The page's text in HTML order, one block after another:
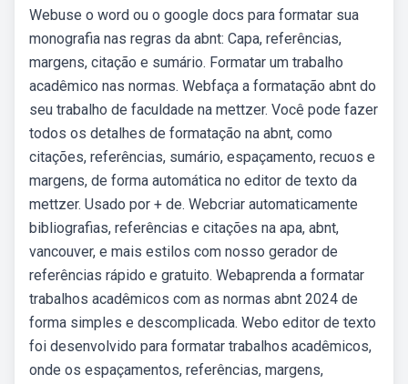
Webuse o word ou o google docs para formatar sua
monografia nas regras da abnt: Capa, referências,
margens, citação e sumário. Formatar um trabalho
acadêmico nas normas. Webfaça a formatação abnt do
seu trabalho de faculdade na mettzer. Você pode fazer
todos os detalhes de formatação na abnt, como
citações, referências, sumário, espaçamento, recuos e
margens, de forma automática no editor de texto da
mettzer. Usado por + de. Webcriar automaticamente
bibliografias, referências e citações na apa, abnt,
vancouver, e mais estilos com nosso gerador de
referências rápido e gratuito. Webaprenda a formatar
trabalhos acadêmicos com as normas abnt 2024 de
forma simples e descomplicada. Webo editor de texto
foi desenvolvido para formatar trabalhos acadêmicos,
onde os espaçamentos, referências, margens,